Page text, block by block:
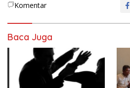
Komentar
Baca Juga